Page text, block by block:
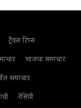
ट्रैवल टिप्स
भाजपा समाचार
समाचार
रेसिपी